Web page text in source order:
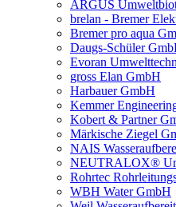
ARGUS
brelan - Bremer
Bremer pro aqua
Daugs-Schüler
Evoran
gross Elan GmbH
Harbauer GmbH
Kemmer
Kobert & Partner
Märkische Ziegel
NAIS
NEUTRALOX®
Rohrtec
WBH Water GmbH